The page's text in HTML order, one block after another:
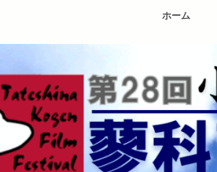
ホーム